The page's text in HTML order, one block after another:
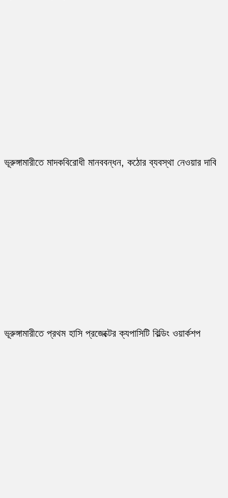
ভূরুঙ্গামারীতে মাদকবিরোধী মানববন্ধন, কঠোর ব্যবস্থা নেওয়ার দাবি
ভূরুঙ্গামারীতে প্রথম হাসি প্রজেক্টের ক্যপাসিটি বিল্ডিং ওয়ার্কশপ